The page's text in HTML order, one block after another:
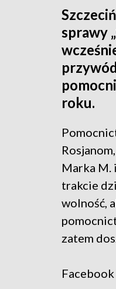
sprawy
roku.
Marka M.
trakcie
wolność,
zatem
Facebook